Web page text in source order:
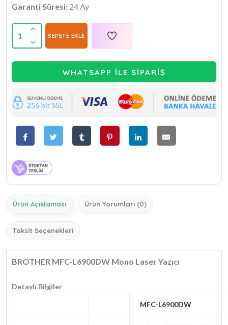
Garanti Süresi: 24 Ay
1 SEPETE EKLE
WHATSAPP İLE SİPARİŞ
Ürün Açıklaması Ürün Yorumları (0)
Taksit Seçenekleri
BROTHER MFC-L6900DW Mono Laser Yazıcı
Detaylı Bilgiler
MFC-L6900DW